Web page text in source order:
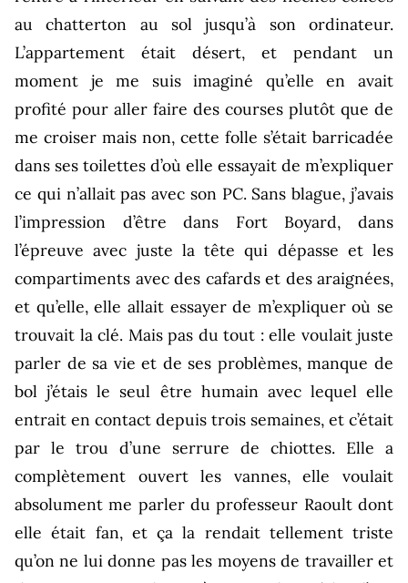
au chatterton au sol jusqu’à son ordinateur.
L’appartement était désert, et pendant un
moment je me suis imaginé qu’elle en avait
profité pour aller faire des courses plutôt que de
me croiser mais non, cette folle s’était barricadée
dans ses toilettes d’où elle essayait de m’expliquer
ce qui n’allait pas avec son PC. Sans blague, j’avais
l’impression d’être dans Fort Boyard, dans
l’épreuve avec juste la tête qui dépasse et les
compartiments avec des cafards et des araignées,
et qu’elle, elle allait essayer de m’expliquer où se
trouvait la clé. Mais pas du tout : elle voulait juste
parler de sa vie et de ses problèmes, manque de
bol j’étais le seul être humain avec lequel elle
entrait en contact depuis trois semaines, et c’était
par le trou d’une serrure de chiottes. Elle a
complètement ouvert les vannes, elle voulait
absolument me parler du professeur Raoult dont
elle était fan, et ça la rendait tellement triste
qu’on ne lui donne pas les moyens de travailler et